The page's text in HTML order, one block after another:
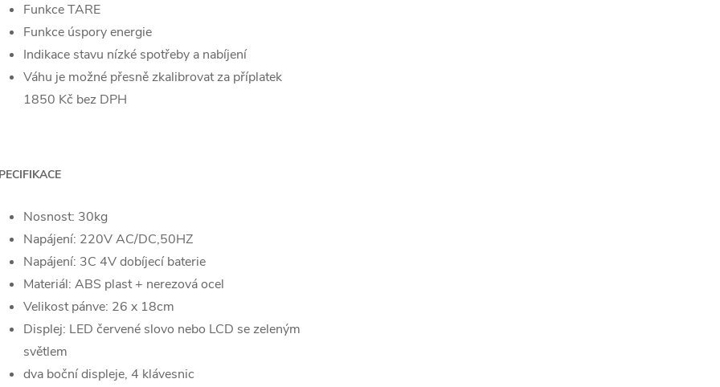
Funkce TARE
Funkce úspory energie
Indikace stavu nízké spotřeby a nabíjení
Váhu je možné přesně zkalibrovat za příplatek
1850 Kč bez DPH
Nosnost: 30kg
Napájení: 220V AC/DC,50HZ
Napájení: 3C 4V dobíjecí baterie
Materiál: ABS plast + nerezová ocel
Velikost pánve: 26 x 18cm
Displej: LED červené slovo nebo LCD se zeleným
světlem
dva boční displeje, 4 klávesnic